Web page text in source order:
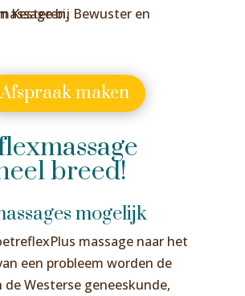
Afspraak maken
breed!
mogelijk
massage naar het
een probleem worden de
de Westerse geneeskunde,